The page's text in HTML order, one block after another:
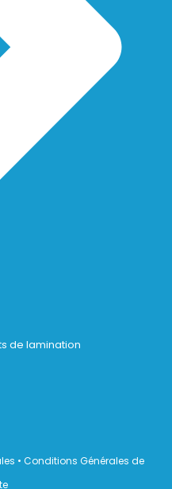
de lamination
• Conditions Générales de